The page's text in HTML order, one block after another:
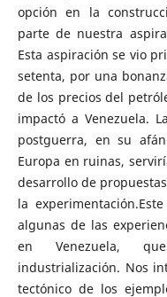
opción en la
parte de nuestra
Esta aspiración se vio
setenta, por una
de los precios del
impactó a Venezuela.
postguerra, en su
Europa en ruinas,
desarrollo de
la
algunas de las
en Venezuela,
industrialización. Nos
tectónico de los